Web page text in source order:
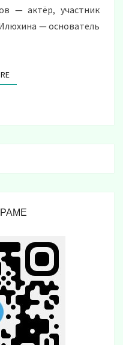
— актёр, участник
— основатель
READ MORE